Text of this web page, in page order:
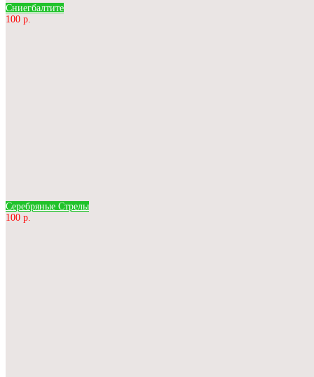
Сниегбалтите
100 р.
Серебряные Стрелы
100 р.